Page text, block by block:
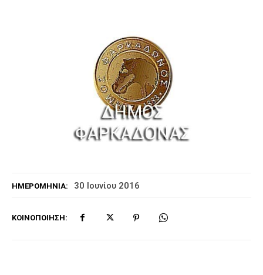
ΗΜΕΡΟΜΗΝΊΑ: 30 Ιουνίου 2016
ΚΟΙΝΟΠΟΊΗΣΗ: